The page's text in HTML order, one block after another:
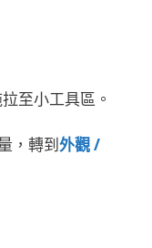
至小工具區。
，轉到外觀 /